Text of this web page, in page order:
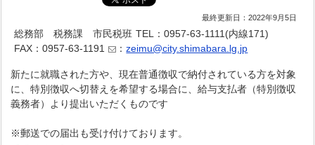
最終更新日：2022年9月5日
総務部 税務課 市民税班 TEL：0957-63-1111(内線171)
FAX：0957-63-1191
：zeimu@city.shimabara.lg.jp
新たに就職された方や、現在普通徴収で納付されている方を対象
に、特別徴収へ切替えを希望する場合に、給与支払者（特別徴収
義務者）より提出いただくものです
※郵送での届出も受け付けております。